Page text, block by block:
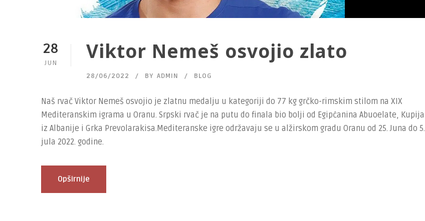
28
JUN Viktor Nemeš osvojio zlato
28/06/2022 BY ADMIN BLOG
Naš rvač Viktor Nemeš osvojio je zlatnu medalju u kategoriji do 77 kg grčko-rimskim stilom na XIX
Mediteranskim igrama u Oranu. Srpski rvač je na putu do finala bio bolji od Egipćanina Abuoelate, Kupija
iz Albanije i Grka Prevolarakisa.Mediteranske igre održavaju se u alžirskom gradu Oranu od 25. Juna do 5.
jula 2022. godine.
Opširnije